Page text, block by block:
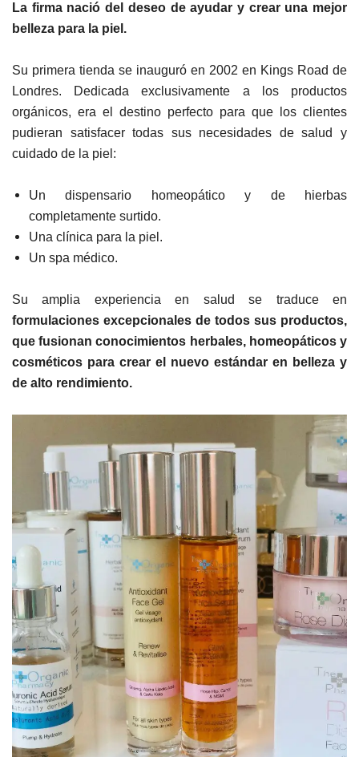
La firma nació del deseo de ayudar y crear una mejor
belleza para la piel.
Su primera tienda se inauguró en 2002 en Kings Road de
Londres. Dedicada exclusivamente a los productos
orgánicos, era el destino perfecto para que los clientes
pudieran satisfacer todas sus necesidades de salud y
cuidado de la piel:
Un dispensario homeopático y de hierbas
completamente surtido.
Una clínica para la piel.
Un spa médico.
Su amplia experiencia en salud se traduce en
formulaciones excepcionales de todos sus productos,
que fusionan conocimientos herbales, homeopáticos y
cosméticos para crear el nuevo estándar en belleza y
de alto rendimiento.